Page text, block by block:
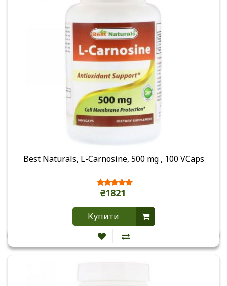
Best Naturals, L-Carnosine, 500 mg , 100 VCaps
₴1821
Купити